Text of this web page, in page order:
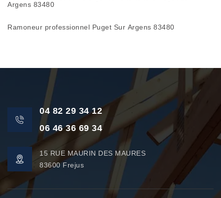
Argens 83480
Ramoneur professionnel Puget Sur Argens 83480
04 82 29 34 12
06 46 36 69 34
15 RUE MAURIN DES MAURES
83600 Frejus